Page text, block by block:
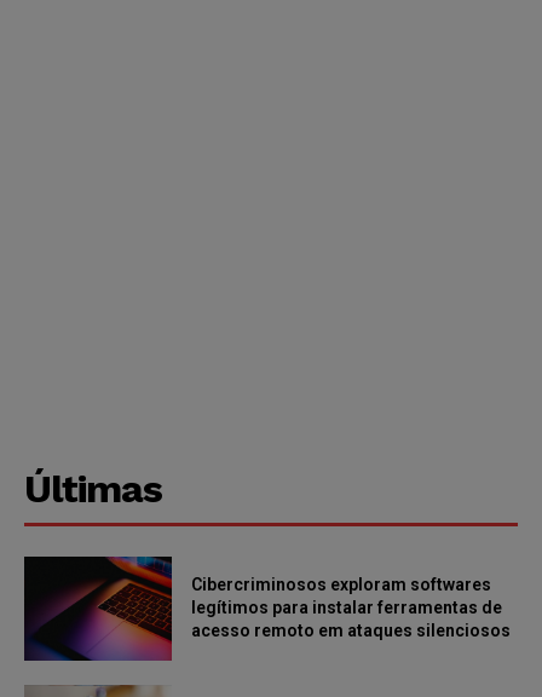
Últimas
Cibercriminosos exploram softwares
legítimos para instalar ferramentas de
acesso remoto em ataques silenciosos